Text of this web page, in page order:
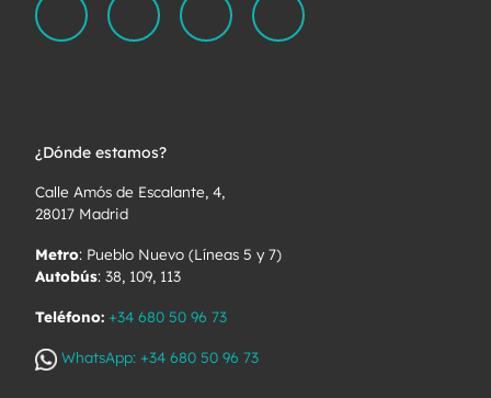
¿Dónde estamos?
Calle Amós de Escalante, 4,
28017 Madrid
Metro: Pueblo Nuevo (Líneas 5 y 7)
Autobús: 38, 109, 113
Teléfono: +34 680 50 96 73
WhatsApp: +34 680 50 96 73